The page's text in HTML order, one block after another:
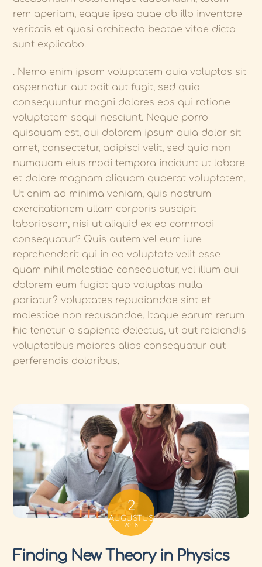
rem aperiam, eaque ipsa quae ab illo inventore
veritatis et quasi architecto beatae vitae dicta
sunt explicabo.
. Nemo enim ipsam voluptatem quia voluptas sit
aspernatur aut odit aut fugit, sed quia
consequuntur magni dolores eos qui ratione
voluptatem sequi nesciunt. Neque porro
quisquam est, qui dolorem ipsum quia dolor sit
amet, consectetur, adipisci velit, sed quia non
numquam eius modi tempora incidunt ut labore
et dolore magnam aliquam quaerat voluptatem.
Ut enim ad minima veniam, quis nostrum
exercitationem ullam corporis suscipit
laboriosam, nisi ut aliquid ex ea commodi
consequatur? Quis autem vel eum iure
reprehenderit qui in ea voluptate velit esse
quam nihil molestiae consequatur, vel illum qui
dolorem eum fugiat quo voluptas nulla
pariatur? voluptates repudiandae sint et
molestiae non recusandae. Itaque earum rerum
hic tenetur a sapiente delectus, ut aut reiciendis
voluptatibus maiores alias consequatur aut
perferendis doloribus.
2
AUGUSTUS
2018
Finding New Theory in Physics